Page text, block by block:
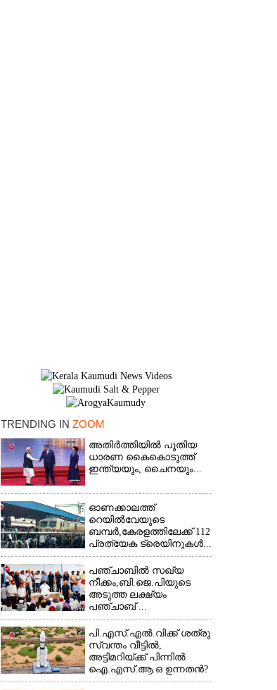
TRENDING IN ZOOM
അതിർത്തിയിൽ പുതിയ
ധാരണ കൈകൊടുത്ത്
ഇന്ത്യയും, ചൈനയും...
ഓണക്കാലത്ത്
റെയിൽവേയുടെ
ബമ്പർ,കേരളത്തിലേക്ക് 112
പ്രത്യേക ട്രെയിനുകൾ...
പഞ്ചാബില്‍ സഖ്യ
നീക്കം,ബി.ജെ.പിയുടെ
അടുത്ത ലക്ഷ്യം
പഞ്ചാബ് ...
പി.എസ്.എൽ.വിക്ക് ശത്രു
സ്വന്തം വീട്ടിൽ,
അട്ടിമറിയ്ക്ക് പിന്നിൽ
ഐ.എസ്.ആ.ഒ ഉന്നതൻ?
×